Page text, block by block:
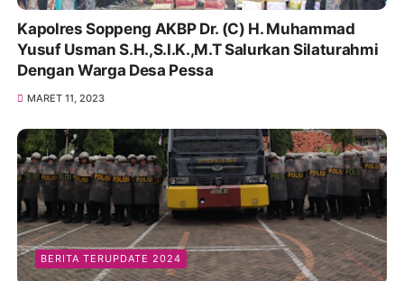
Kapolres Soppeng AKBP Dr. (C) H. Muhammad
Yusuf Usman S.H.,S.I.K.,M.T Salurkan Silaturahmi
Dengan Warga Desa Pessa
MARET 11, 2023
BERITA TERUPDATE 2024